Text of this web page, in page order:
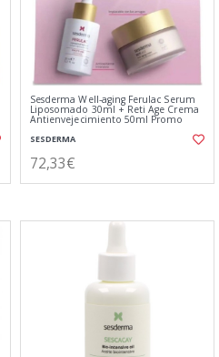
Sesderma Well-aging Ferulac Serum
Liposomado 30ml + Reti Age Crema
Antienvejecimiento 50ml Promo
SESDERMA
72,33€